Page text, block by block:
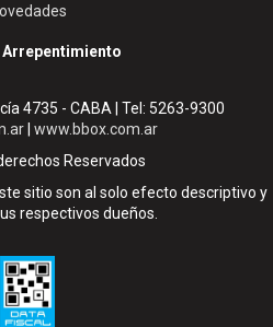
Arrepentimiento
4735 - CABA | Tel: 5263-9300
www.bbox.com.ar
Reservados
sitio son al solo efecto descriptivo y
respectivos dueños.